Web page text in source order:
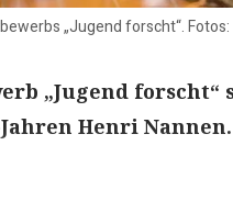
„Jugend forscht“.
„Jugend forscht“
Henri Nannen.